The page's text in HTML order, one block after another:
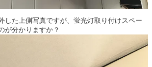
した上側写真ですが、蛍光灯取り付けスペー
が分かりますか？